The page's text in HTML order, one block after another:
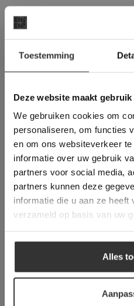
Toestemming
Deze website maakt
We gebruiken cookies om
personaliseren, om functies
en om ons websiteverkeer
informatie over uw gebruik
partners voor social media,
partners kunnen deze
informatie die u aan ze
verzameld op basis van uw
Alles
#1 in de categorie
Binnen 24 uur
Meer dan 500 m2
Deze
gebruik
This Cookie Banner
longer working.
Deze website
gebruik te maken
toestemming
overeenstemming met
ALLES
ALLES
DETAILS